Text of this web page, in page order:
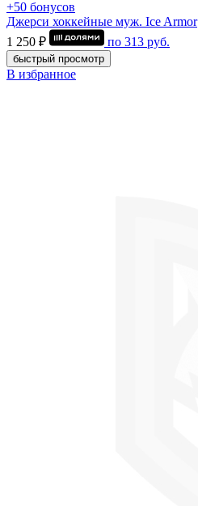
+50 бонусов
Джерси хоккейные муж. Ice Armor
1 250 ₽
по 313 руб.
быстрый просмотр
В избранное